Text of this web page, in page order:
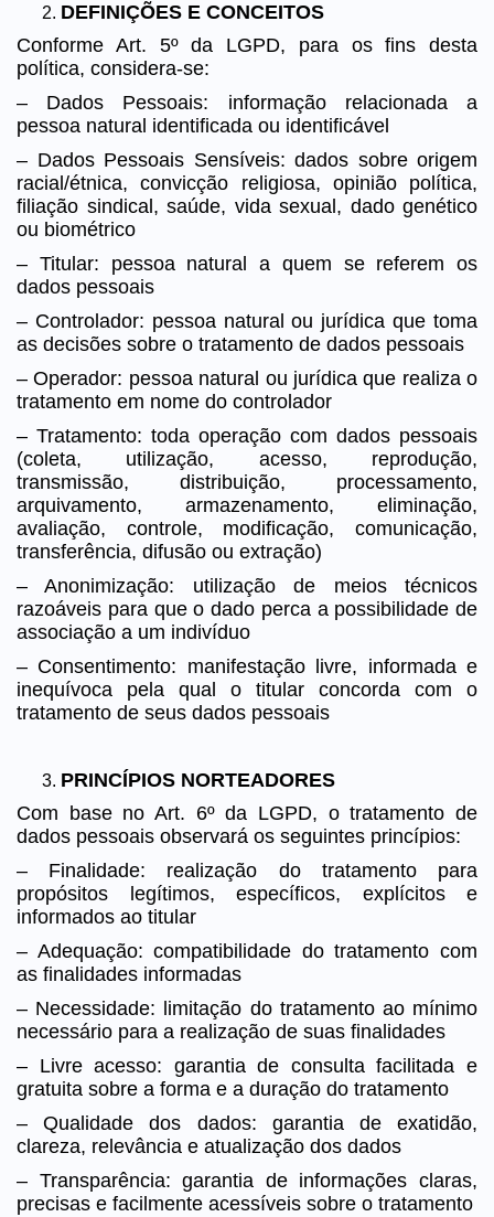
DEFINIÇÕES E CONCEITOS
Conforme Art. 5º da LGPD, para os fins desta
política, considera-se:
– Dados Pessoais: informação relacionada a
pessoa natural identificada ou identificável
– Dados Pessoais Sensíveis: dados sobre origem
racial/étnica, convicção religiosa, opinião política,
filiação sindical, saúde, vida sexual, dado genético
ou biométrico
– Titular: pessoa natural a quem se referem os
dados pessoais
– Controlador: pessoa natural ou jurídica que toma
as decisões sobre o tratamento de dados pessoais
– Operador: pessoa natural ou jurídica que realiza o
tratamento em nome do controlador
– Tratamento: toda operação com dados pessoais
(coleta, utilização, acesso, reprodução,
transmissão, distribuição, processamento,
arquivamento, armazenamento, eliminação,
avaliação, controle, modificação, comunicação,
transferência, difusão ou extração)
– Anonimização: utilização de meios técnicos
razoáveis para que o dado perca a possibilidade de
associação a um indivíduo
– Consentimento: manifestação livre, informada e
inequívoca pela qual o titular concorda com o
tratamento de seus dados pessoais
PRINCÍPIOS NORTEADORES
Com base no Art. 6º da LGPD, o tratamento de
dados pessoais observará os seguintes princípios:
– Finalidade: realização do tratamento para
propósitos legítimos, específicos, explícitos e
informados ao titular
– Adequação: compatibilidade do tratamento com
as finalidades informadas
– Necessidade: limitação do tratamento ao mínimo
necessário para a realização de suas finalidades
– Livre acesso: garantia de consulta facilitada e
gratuita sobre a forma e a duração do tratamento
– Qualidade dos dados: garantia de exatidão,
clareza, relevância e atualização dos dados
– Transparência: garantia de informações claras,
precisas e facilmente acessíveis sobre o tratamento